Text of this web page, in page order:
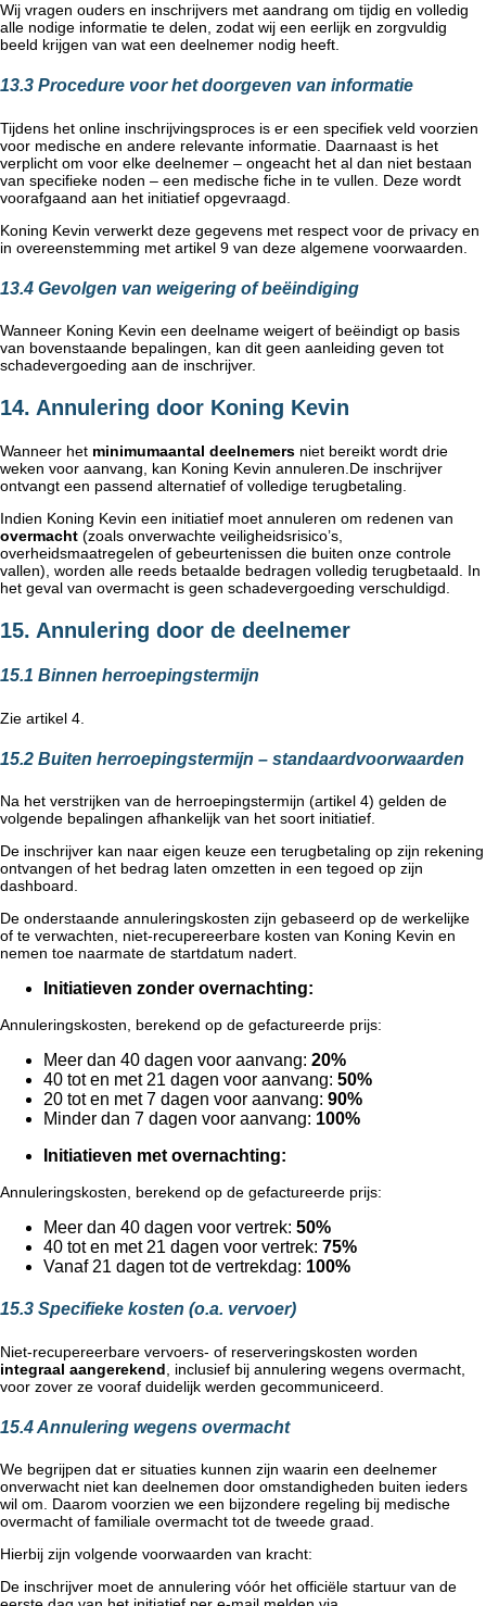
Wij vragen ouders en inschrijvers met aandrang om tijdig en volledig
alle nodige informatie te delen, zodat wij een eerlijk en zorgvuldig
beeld krijgen van wat een deelnemer nodig heeft.
13.3 Procedure voor het doorgeven van informatie
Tijdens het online inschrijvingsproces is er een specifiek veld voorzien
voor medische en andere relevante informatie. Daarnaast is het
verplicht om voor elke deelnemer – ongeacht het al dan niet bestaan
van specifieke noden – een medische fiche in te vullen. Deze wordt
voorafgaand aan het initiatief opgevraagd.
Koning Kevin verwerkt deze gegevens met respect voor de privacy en
in overeenstemming met artikel 9 van deze algemene voorwaarden.
13.4 Gevolgen van weigering of beëindiging
Wanneer Koning Kevin een deelname weigert of beëindigt op basis
van bovenstaande bepalingen, kan dit geen aanleiding geven tot
schadevergoeding aan de inschrijver.
14. Annulering door Koning Kevin
Wanneer het minimumaantal deelnemers niet bereikt wordt drie
weken voor aanvang, kan Koning Kevin annuleren.De inschrijver
ontvangt een passend alternatief of volledige terugbetaling.
Indien Koning Kevin een initiatief moet annuleren om redenen van
overmacht (zoals onverwachte veiligheidsrisico’s,
overheidsmaatregelen of gebeurtenissen die buiten onze controle
vallen), worden alle reeds betaalde bedragen volledig terugbetaald. In
het geval van overmacht is geen schadevergoeding verschuldigd.
15. Annulering door de deelnemer
15.1 Binnen herroepingstermijn
Zie artikel 4.
15.2 Buiten herroepingstermijn – standaardvoorwaarden
Na het verstrijken van de herroepingstermijn (artikel 4) gelden de
volgende bepalingen afhankelijk van het soort initiatief.
De inschrijver kan naar eigen keuze een terugbetaling op zijn rekening
ontvangen of het bedrag laten omzetten in een tegoed op zijn
dashboard.
De onderstaande annuleringskosten zijn gebaseerd op de werkelijke
of te verwachten, niet-recupereerbare kosten van Koning Kevin en
nemen toe naarmate de startdatum nadert.
Initiatieven zonder overnachting:
Annuleringskosten, berekend op de gefactureerde prijs:
Meer dan 40 dagen voor aanvang: 20%
40 tot en met 21 dagen voor aanvang: 50%
20 tot en met 7 dagen voor aanvang: 90%
Minder dan 7 dagen voor aanvang: 100%
Initiatieven met overnachting:
Annuleringskosten, berekend op de gefactureerde prijs:
Meer dan 40 dagen voor vertrek: 50%
40 tot en met 21 dagen voor vertrek: 75%
Vanaf 21 dagen tot de vertrekdag: 100%
15.3 Specifieke kosten (o.a. vervoer)
Niet-recupereerbare vervoers- of reserveringskosten worden
integraal aangerekend , inclusief bij annulering wegens overmacht,
voor zover ze vooraf duidelijk werden gecommuniceerd.
15.4 Annulering wegens overmacht
We begrijpen dat er situaties kunnen zijn waarin een deelnemer
onverwacht niet kan deelnemen door omstandigheden buiten ieders
wil om. Daarom voorzien we een bijzondere regeling bij medische
overmacht of familiale overmacht tot de tweede graad.
Hierbij zijn volgende voorwaarden van kracht:
De inschrijver moet de annulering vóór het officiële startuur van de